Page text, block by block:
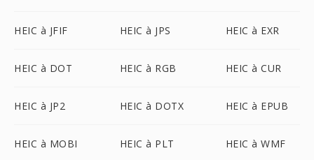
HEIC à JFIF HEIC à JPS HEIC à EXR
HEIC à DOT HEIC à RGB HEIC à CUR
HEIC à JP2 HEIC à DOTX HEIC à EPUB
HEIC à MOBI HEIC à PLT HEIC à WMF